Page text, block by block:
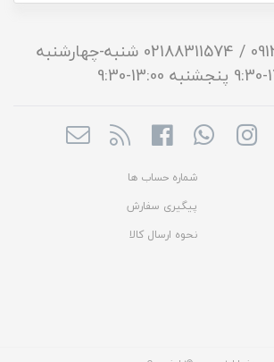
09129057583 / 02188311574 شنبه-چهارشنبه
شماره حساب ها
پیگیری سفارش
نحوه ارسال کالا